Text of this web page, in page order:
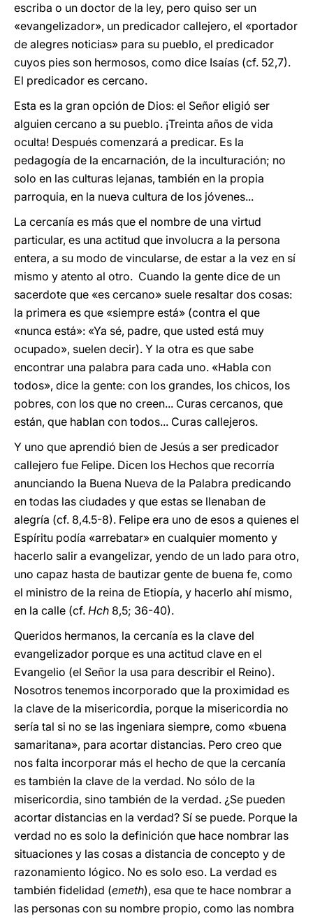
escriba o un doctor de la ley, pero quiso ser un
«evangelizador», un predicador callejero, el «portador
de alegres noticias» para su pueblo, el predicador
cuyos pies son hermosos, como dice Isaías (cf. 52,7).
El predicador es cercano.
Esta es la gran opción de Dios: el Señor eligió ser
alguien cercano a su pueblo. ¡Treinta años de vida
oculta! Después comenzará a predicar. Es la
pedagogía de la encarnación, de la inculturación; no
solo en las culturas lejanas, también en la propia
parroquia, en la nueva cultura de los jóvenes...
La cercanía es más que el nombre de una virtud
particular, es una actitud que involucra a la persona
entera, a su modo de vincularse, de estar a la vez en sí
mismo y atento al otro. Cuando la gente dice de un
sacerdote que «es cercano» suele resaltar dos cosas:
la primera es que «siempre está» (contra el que
«nunca está»: «Ya sé, padre, que usted está muy
ocupado», suelen decir). Y la otra es que sabe
encontrar una palabra para cada uno. «Habla con
todos», dice la gente: con los grandes, los chicos, los
pobres, con los que no creen... Curas cercanos, que
están, que hablan con todos... Curas callejeros.
Y uno que aprendió bien de Jesús a ser predicador
callejero fue Felipe. Dicen los Hechos que recorría
anunciando la Buena Nueva de la Palabra predicando
en todas las ciudades y que estas se llenaban de
alegría (cf. 8,4.5-8). Felipe era uno de esos a quienes el
Espíritu podía «arrebatar» en cualquier momento y
hacerlo salir a evangelizar, yendo de un lado para otro,
uno capaz hasta de bautizar gente de buena fe, como
el ministro de la reina de Etiopía, y hacerlo ahí mismo,
en la calle (cf. Hch 8,5; 36-40).
Queridos hermanos, la cercanía es la clave del
evangelizador porque es una actitud clave en el
Evangelio (el Señor la usa para describir el Reino).
Nosotros tenemos incorporado que la proximidad es
la clave de la misericordia, porque la misericordia no
sería tal si no se las ingeniara siempre, como «buena
samaritana», para acortar distancias. Pero creo que
nos falta incorporar más el hecho de que la cercanía
es también la clave de la verdad. No sólo de la
misericordia, sino también de la verdad. ¿Se pueden
acortar distancias en la verdad? Sí se puede. Porque la
verdad no es solo la definición que hace nombrar las
situaciones y las cosas a distancia de concepto y de
razonamiento lógico. No es solo eso. La verdad es
también fidelidad (emeth), esa que te hace nombrar a
las personas con su nombre propio, como las nombra